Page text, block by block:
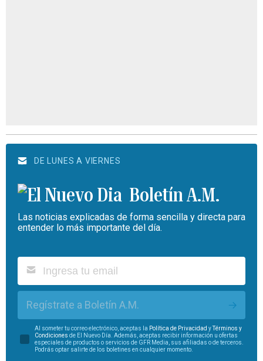
DE LUNES A VIERNES
Boletín A.M.
Las noticias explicadas de forma sencilla y directa para
entender lo más importante del día.
Regístrate a Boletín A.M.
Al someter tu correo electrónico, aceptas la Política de Privacidad yTérminos y
Condiciones de El Nuevo Día. Además, aceptas recibir información u ofertas
especiales de productos o servicios de GFR Media, sus afiliadas o de terceros.
Podrás optar salirte de los boletines en cualquier momento.